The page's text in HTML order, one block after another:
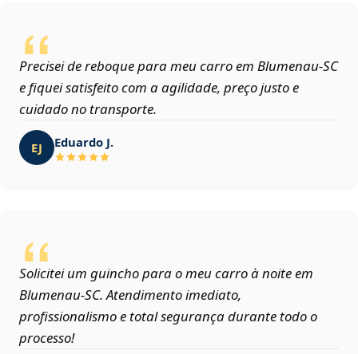
Precisei de reboque para meu carro em Blumenau‑SC
e fiquei satisfeito com a agilidade, preço justo e
cuidado no transporte.
EJ Eduardo J.
Solicitei um guincho para o meu carro à noite em
Blumenau‑SC. Atendimento imediato,
profissionalismo e total segurança durante todo o
processo!